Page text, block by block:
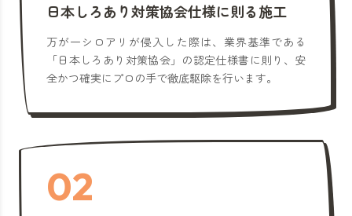
日本しろあり対策協会仕様に則る施工
万が一シロアリが侵入した際は、業界基準である
「日本しろあり対策協会」の認定仕様書に則り、安
全かつ確実にプロの手で徹底駆除を行います。
02